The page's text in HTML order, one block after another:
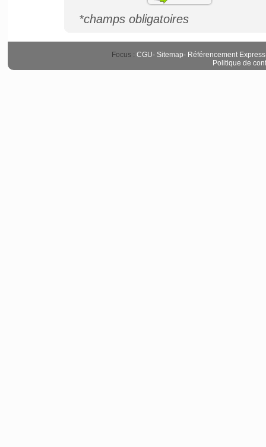
*champs obligatoires
Focus : CGU- Sitemap- Référencement Express
Politique de